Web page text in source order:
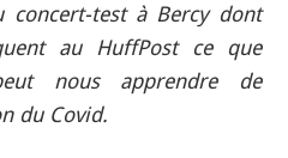
concert-test à Bercy dont
au HuffPost ce que
nous apprendre de
du Covid.